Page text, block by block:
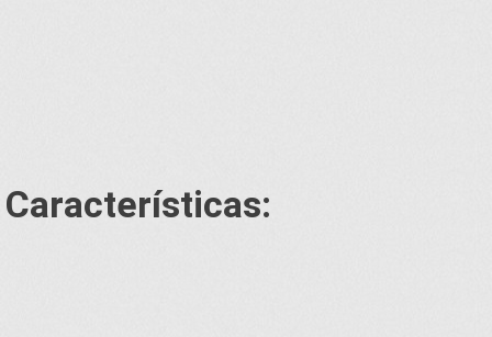
Características: